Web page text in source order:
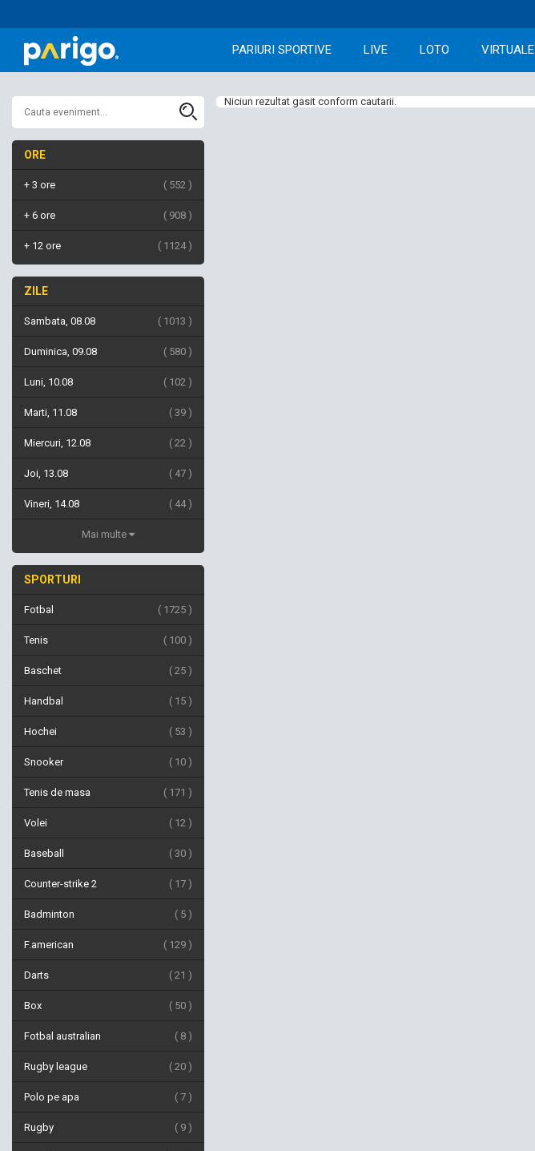
PARIURI SPORTIVE LIVE LOTO VIRTUALE
ORE
+ 3 ore 552
+ 6 ore 908
+ 12 ore 1124
ZILE
Sambata, 08.08 1013
Duminica, 09.08 580
Luni, 10.08 102
Marti, 11.08 39
Miercuri, 12.08 22
Joi, 13.08 47
Vineri, 14.08 44
Mai multe
SPORTURI
Fotbal 1725
Tenis 100
Baschet 25
Handbal 15
Hochei 53
Snooker 10
Tenis de masa 171
Volei 12
Baseball 30
Counter-strike 2 17
Badminton 5
F.american 129
Darts 21
Box 50
Fotbal australian 8
Rugby league 20
Polo pe apa 7
Rugby 9
Niciun rezultat gasit conform cautarii.